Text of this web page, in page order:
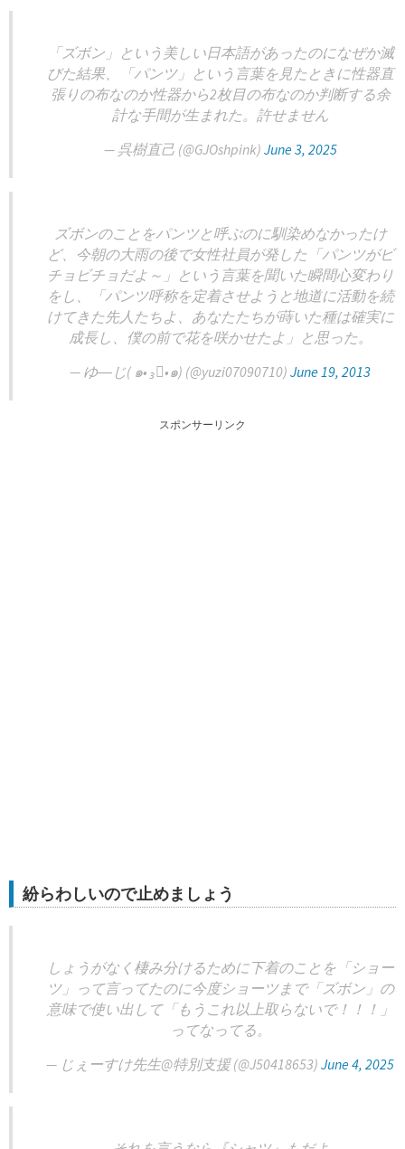
「ズボン」という美しい日本語があったのになぜか滅
びた結果、「パンツ」という言葉を見たときに性器直
張りの布なのか性器から2枚目の布なのか判断する余
計な手間が生まれた。許せません
— 呉樹直己 (@GJOshpink) June 3, 2025
ズボンのことをパンツと呼ぶのに馴染めなかったけ
ど、今朝の大雨の後で女性社員が発した「パンツがビ
チョビチョだよ～」という言葉を聞いた瞬間心変わり
をし、「パンツ呼称を定着させようと地道に活動を続
けてきた先人たちよ、あなたたちが蒔いた種は確実に
成長し、僕の前で花を咲かせたよ」と思った。
— ゆ―じ( ๑• ₃ั•๑) (@yuzi07090710) June 19, 2013
スポンサーリンク
紛らわしいので止めましょう
しょうがなく棲み分けるために下着のことを「ショー
ツ」って言ってたのに今度ショーツまで「ズボン」の
意味で使い出して「もうこれ以上取らないで！！！」
ってなってる。
— じぇーすけ先生@特別支援 (@J50418653) June 4, 2025